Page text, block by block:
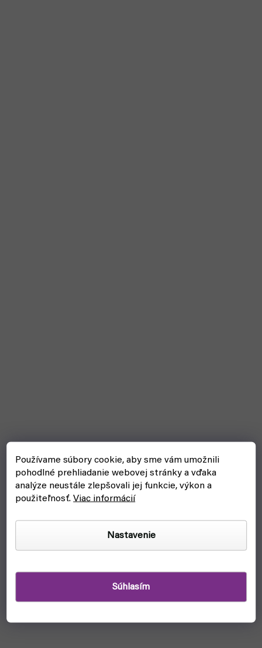
Používame súbory cookie, aby sme vám umožnili
pohodlné prehliadanie webovej stránky a vďaka
analýze neustále zlepšovali jej funkcie, výkon a
použiteľnosť.Viac informácií
Nastavenie
Súhlasím